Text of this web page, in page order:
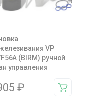
VP
(BIRM) ручной
управления
₽